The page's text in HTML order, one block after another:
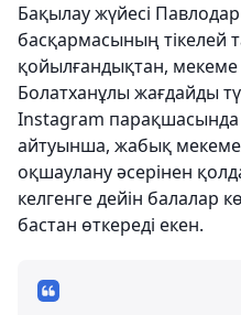
Бақылау жүйесі
басқармасының тікелей
қойылғандықтан,
Болатханұлы жағдайды
Instagram
айтуынша, жабық
оқшаулану әсерінен
келгенге дейін балалар
бастан өткереді екен.